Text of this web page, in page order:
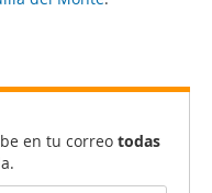
en tu correo todas